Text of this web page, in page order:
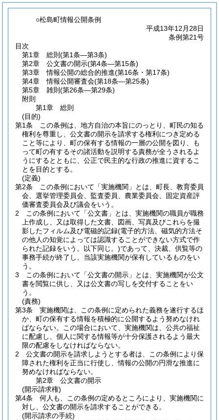
○松島町情報公開条例
平成13年12月28日
条例第21号
目次
第1章
総則 (第1条―第3条)
第2章
公文書の開示(第4条―第15条)
第3章
情報公開の総合的推進(第16条・第17条)
第4章
情報公開審査会(第18条―第25条)
第5章
雑則 (第26条―第29条)
附則
第1章
総則
(目的)
第1条
この条例は、地方自治の本旨にのっとり、町民の知る
権利を尊重し、公文書の開示を請求する権利につき定める
こと等により、町の保有する情報の一層の公開を図り、も
って町の有するその諸活動を説明する責務が全うされるよ
うにするとともに、公正で民主的な行政の推進に資するこ
とを目的とする。
(定義)
第2条
この条例において「実施機関」とは、町長、教育委員
会、選挙管理委員会、監査委員、農業委員会、固定資産評
価審査委員会及び議会をいう。
2
この条例において「公文書」とは、実施機関の職員が職務
上作成し、又は取得した文書、図画、写真及びこれらを撮
影したフィルム及び電磁的記録(電子的方法、磁気的方法そ
の他人の知覚によっては認識することができない方式で作
られた記録をいう。以下同じ。)であって、決裁、供覧等の
事務手続が終了し、当該実施機関が保有しているものをい
う。
3
この条例において「公文書の開示」とは、実施機関が公文
書を閲覧に供し、又は公文書の写しを交付することをい
う。
(責務)
第3条
実施機関は、この条例に定められた義務を遂行するほ
か、町の保有する情報を積極的に公開するよう努めなけれ
ばならない。
この場合において、実施機関は、公共の福祉
に配慮し、個人に関する情報等が十分保護されるよう最大
限の配慮をしなければならない。
2
公文書の開示を請求しようとする者は、この条例により保
障された権利を正当に行使し、情報の公開の円滑な推進に
努めなければならない。
第2章
公文書の開示
(開示請求権)
第4条
何人も、この条例の定めるところにより、実施機関に
対し、公文書の開示を請求することができる。
(開示請求の手続)